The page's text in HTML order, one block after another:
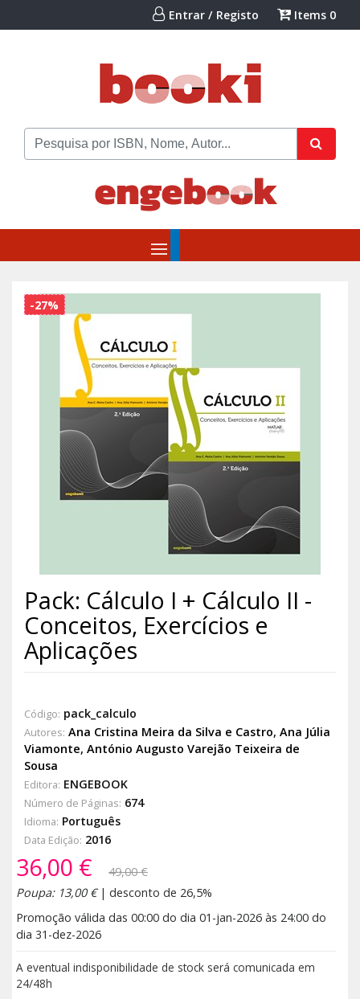
Entrar / Registo Items 0
-27%
Pack: Cálculo I + Cálculo II -
Conceitos, Exercícios e
Aplicações
Código: pack_calculo
Autores: Ana Cristina Meira da Silva e Castro, Ana Júlia
Viamonte, António Augusto Varejão Teixeira de
Sousa
Editora: ENGEBOOK
Número de Páginas: 674
Idioma: Português
Data Edição: 2016
36,00 €
49,00 €
Poupa: 13,00 €| desconto de 26,5%
Promoção válida das 00:00 do dia 01-jan-2026 às 24:00 do
dia 31-dez-2026
A eventual indisponibilidade de stock será comunicada em
24/48h